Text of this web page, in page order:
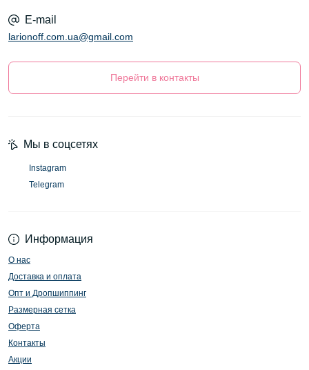
E-mail
larionoff.com.ua@gmail.com
Перейти в контакты
Информация
О нас
Доставка и оплата
Опт и Дропшиппинг
Размерная сетка
Оферта
Контакты
Акции
Мы в соцсетях
Instagram
Telegram